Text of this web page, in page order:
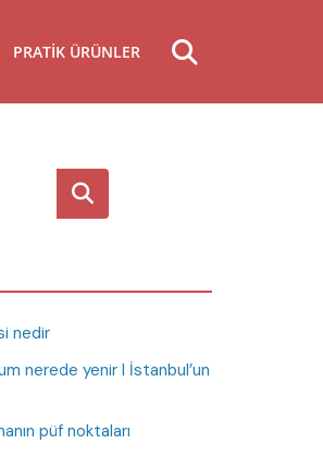
PRATIK ÜRÜNLER
Ara
nedir
nerede yenir I İstanbul’un
püf noktaları